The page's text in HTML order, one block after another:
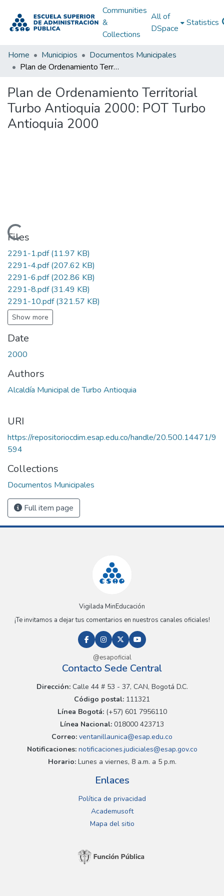
Communities
&
Collections
All of
DSpace
Statistics
Home Municipios
Documentos Municipales
Plan de Ordenamiento Territorial Turbo Antioquia 2000: POT Turbo Antioquia 2000
Plan de Ordenamiento Territorial
Turbo Antioquia 2000: POT Turbo
Antioquia 2000
Loading...
Files
2291-1.pdf(11.97 KB)
2291-4.pdf(207.62 KB)
2291-6.pdf(202.86 KB)
2291-8.pdf(31.49 KB)
2291-10.pdf(321.57 KB)
Show more
Date
2000
Authors
Alcaldía Municipal de Turbo Antioquia
URI
https://repositoriocdim.esap.edu.co/handle/20.500.14471/9
594
Collections
Documentos Municipales
Full item page
Vigilada MinEducación
¡Te invitamos a dejar tus comentarios en nuestros canales oficiales!
@esapoficial
Contacto Sede Central
Dirección:Calle 44 # 53 - 37, CAN, Bogotá D.C.
Código postal: 111321
Línea Bogotá:(+57) 601 7956110
Línea Nacional: 018000 423713
Correo: ventanillaunica@esap.edu.co
Notificaciones:notificaciones.judiciales@esap.gov.co
Horario:Lunes a viernes, 8 a.m. a 5 p.m.
Enlaces
Política de privacidad
Academusoft
Mapa del sitio